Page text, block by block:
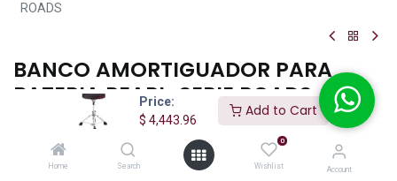
Price:
$ 4,443.96
Add to Cart
Home Search
0
Wishlist Account
ROADS
BANCO AMORTIGUADOR PARA
BATERIA PEARL, SERIE ROADS
(0 reseña)
4,443.96 IVA incluido